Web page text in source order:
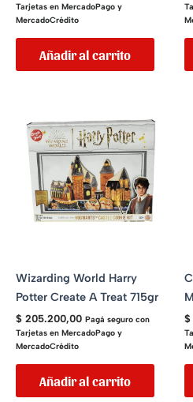
Tarjetas en MercadoPago y
MercadoCrédito
Añadir al carrito
Wizarding World Harry
Potter Create A Treat 715gr
$ 205.200,00 Pagá seguro con
Tarjetas en MercadoPago y
MercadoCrédito
Añadir al carrito
$